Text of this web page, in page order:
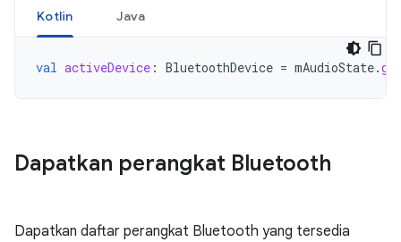
Kotlin Java
val activeDevice : BluetoothDevice = mAudioState.
Dapatkan perangkat Bluetooth
Dapatkan daftar perangkat Bluetooth yang tersedia